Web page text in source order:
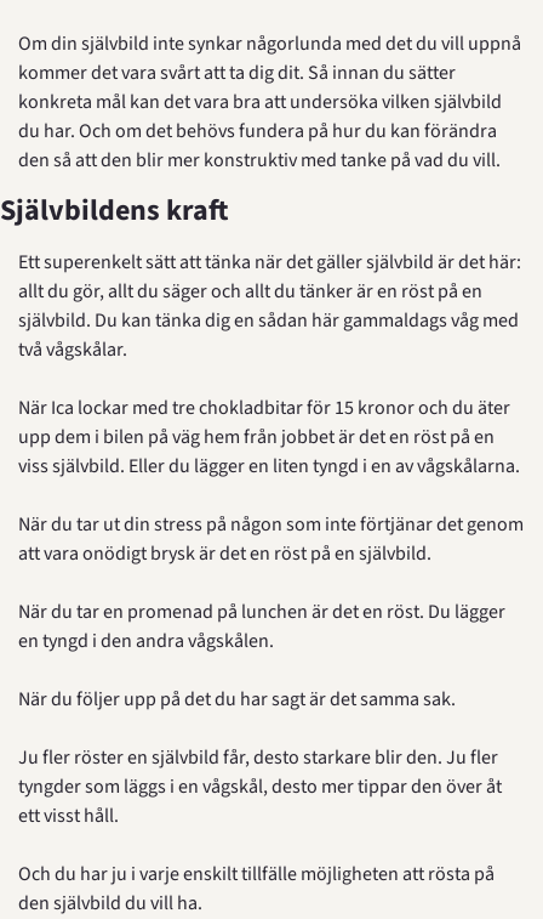
Om din självbild inte synkar någorlunda med det du vill uppnå
kommer det vara svårt att ta dig dit. Så innan du sätter
konkreta mål kan det vara bra att undersöka vilken självbild
du har. Och om det behövs fundera på hur du kan förändra
den så att den blir mer konstruktiv med tanke på vad du vill.
Självbildens kraft
Ett superenkelt sätt att tänka när det gäller självbild är det här:
allt du gör, allt du säger och allt du tänker är en röst på en
självbild. Du kan tänka dig en sådan här gammaldags våg med
två vågskålar.
När Ica lockar med tre chokladbitar för 15 kronor och du äter
upp dem i bilen på väg hem från jobbet är det en röst på en
viss självbild. Eller du lägger en liten tyngd i en av vågskålarna.
När du tar ut din stress på någon som inte förtjänar det genom
att vara onödigt brysk är det en röst på en självbild.
När du tar en promenad på lunchen är det en röst. Du lägger
en tyngd i den andra vågskålen.
När du följer upp på det du har sagt är det samma sak.
Ju fler röster en självbild får, desto starkare blir den. Ju fler
tyngder som läggs i en vågskål, desto mer tippar den över åt
ett visst håll.
Och du har ju i varje enskilt tillfälle möjligheten att rösta på
den självbild du vill ha.